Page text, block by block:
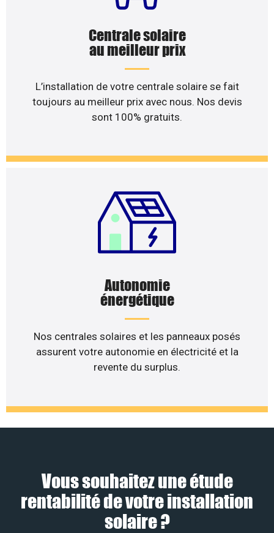
Centrale solaire
au meilleur prix
L’installation de votre centrale solaire se fait
toujours au meilleur prix avec nous. Nos devis
sont 100% gratuits.
Autonomie
énergétique
Nos centrales solaires et les panneaux posés
assurent votre autonomie en électricité et la
revente du surplus.
Vous souhaitez une étude
rentabilité de votre installation
solaire ?